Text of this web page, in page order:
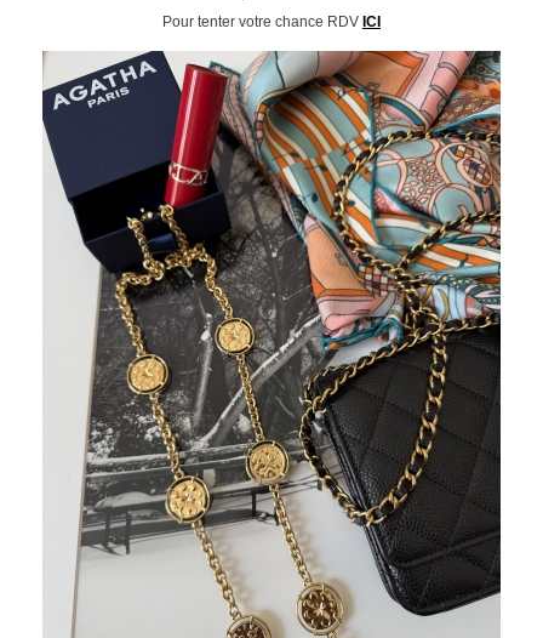
Pour tenter votre chance RDV ICI